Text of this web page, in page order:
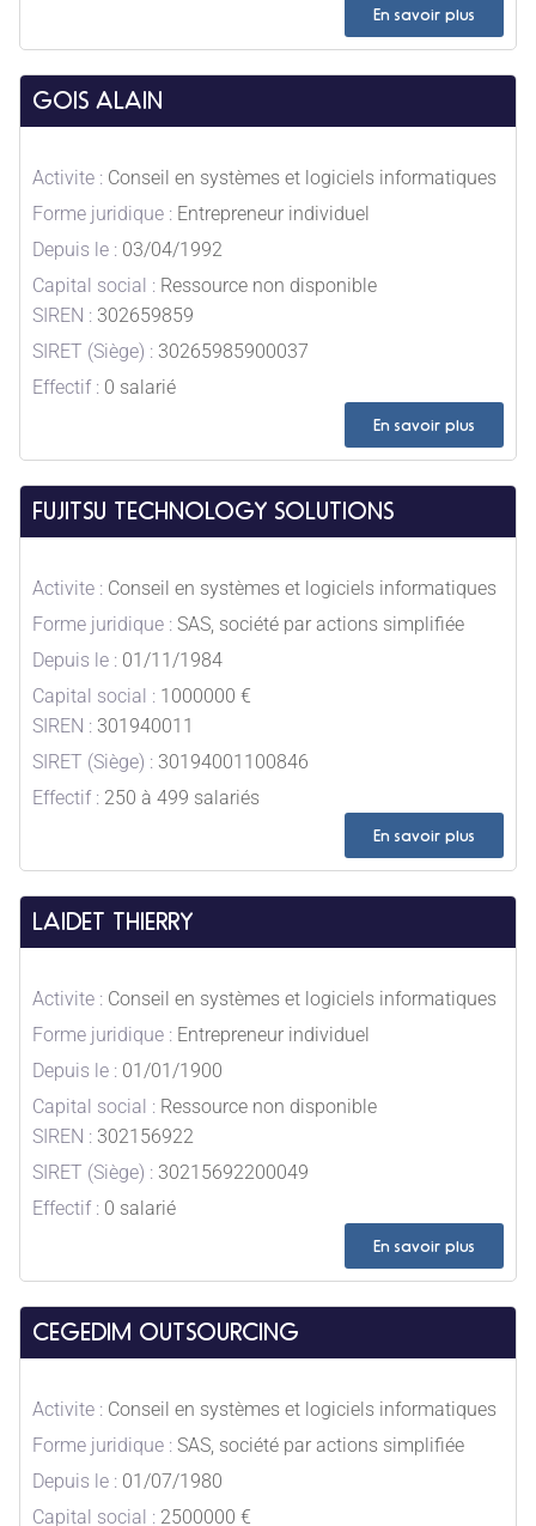
En savoir plus
GOIS ALAIN
Activite : Conseil en systèmes et logiciels informatiques
Forme juridique : Entrepreneur individuel
Depuis le : 03/04/1992
Capital social : Ressource non disponible
SIREN : 302659859
SIRET (Siège) : 30265985900037
Effectif : 0 salarié
En savoir plus
FUJITSU TECHNOLOGY SOLUTIONS
Activite : Conseil en systèmes et logiciels informatiques
Forme juridique : SAS, société par actions simplifiée
Depuis le : 01/11/1984
Capital social : 1000000 €
SIREN : 301940011
SIRET (Siège) : 30194001100846
Effectif : 250 à 499 salariés
En savoir plus
LAIDET THIERRY
Activite : Conseil en systèmes et logiciels informatiques
Forme juridique : Entrepreneur individuel
Depuis le : 01/01/1900
Capital social : Ressource non disponible
SIREN : 302156922
SIRET (Siège) : 30215692200049
Effectif : 0 salarié
En savoir plus
CEGEDIM OUTSOURCING
Activite : Conseil en systèmes et logiciels informatiques
Forme juridique : SAS, société par actions simplifiée
Depuis le : 01/07/1980
Capital social : 2500000 €